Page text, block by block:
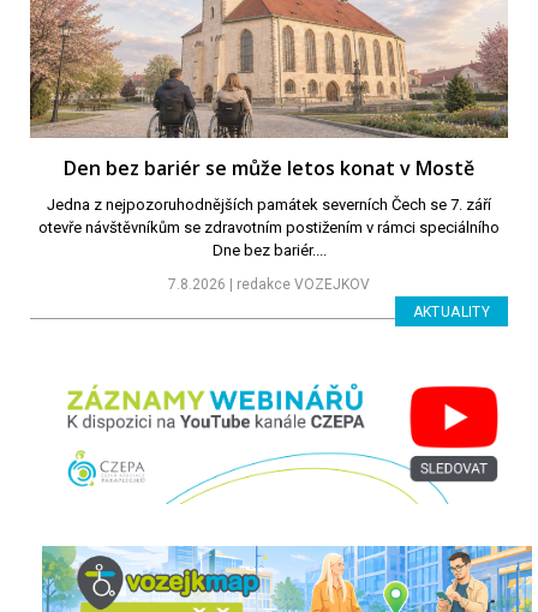
Den bez bariér se může letos konat v Mostě
​​​​​​​Jedna z nejpozoruhodnějších památek severních Čech se 7. září
otevře návštěvníkům se zdravotním postižením v rámci speciálního
Dne bez bariér....
7.8.2026 | redakce VOZEJKOV
AKTUALITY